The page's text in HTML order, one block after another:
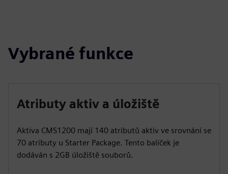
Vybrané funkce
Atributy aktiv a úložiště
Aktiva CMS1200 mají 140 atributů aktiv ve srovnání se
70 atributy u Starter Package. Tento balíček je
dodáván s 2GB úložiště souborů.